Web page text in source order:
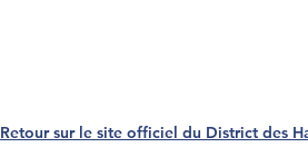
Retour sur le site officiel du District des